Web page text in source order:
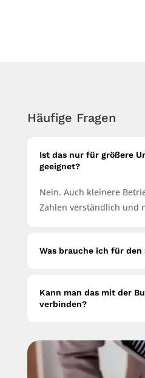
Häufige Fragen
Ist das nur für größere
geeignet?
Nein. Auch kleinere
Zahlen verständlich und
Was brauche ich für den
Kann man das mit der
verbinden?